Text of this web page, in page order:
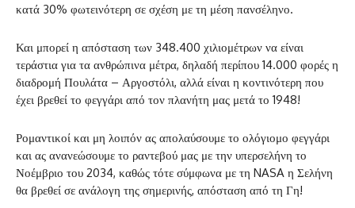
κατά 30% φωτεινότερη σε σχέση με τη μέση πανσέληνο.
Και μπορεί η απόσταση των 348.400 χιλιομέτρων να είναι
τεράστια για τα ανθρώπινα μέτρα, δηλαδή περίπου 14.000 φορές η
διαδρομή Πουλάτα – Αργοστόλι, αλλά είναι η κοντινότερη που
έχει βρεθεί το φεγγάρι από τον πλανήτη μας μετά το 1948!
Ρομαντικοί και μη λοιπόν ας απολαύσουμε το ολόγιομο φεγγάρι
και ας ανανεώσουμε το ραντεβού μας με την υπερσελήνη το
Νοέμβριο του 2034, καθώς τότε σύμφωνα με τη NASA η Σελήνη
θα βρεθεί σε ανάλογη της σημερινής, απόσταση από τη Γη!